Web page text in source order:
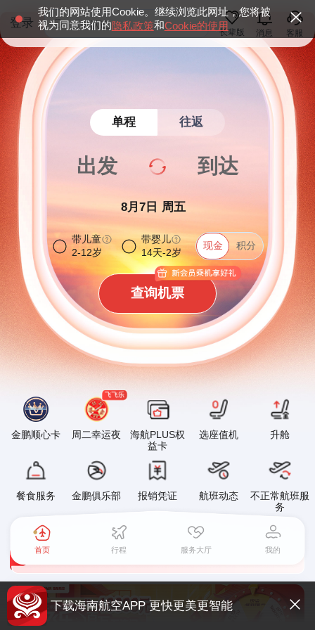
我们的网站使用Cookie。继续浏览此网址，您将被
视为同意我们的隐私政策和Cookie的使用
登录 实名认证
爱心版
爱心版
航变无忧
长辈版 消息 客服
单程 往返
出发 到达
8月7日 周五
带儿童
2-12岁
带婴儿
14天-2岁
现金 积分
现金
查询机票
金鹏顺心卡 周二幸运夜
海航PLUS权
益卡
选座值机 升舱
餐食服务 金鹏俱乐部 报销凭证 航班动态
不正常航班服
务
关于海南航空国内航线燃油附加费征收标准调整的通知
海南航空移动平台升级公告
关于大新华航空国内航线燃油附加费征收标准调整的通知
关于海南航空国内航线燃油附加费征收标准调整的通知
海南航空移动平台升级公告
首页 行程 服务大厅 我的
下载海南航空APP 更快更美更智能